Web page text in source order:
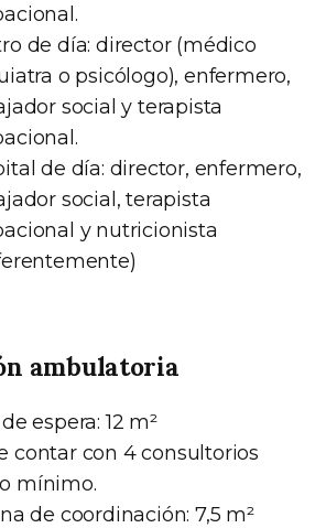
de día: director (médico
o psicólogo), enfermero,
social y terapista
de día: director, enfermero,
social, terapista
y nutricionista
ambulatoria
espera: 12 m²
contar con 4 consultorios
mínimo.
de coordinación: 7,5 m²